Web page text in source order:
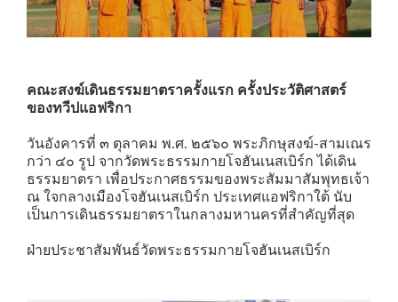
คณะสงฆ์เดินธรรมยาตราครั้งแรก​ ครั้งประวัติศาสตร์
ของทวีปแอฟริกา​
วันอังคารที่ ๓ ตุลาคม พ.ศ. ๒๕๖๐ พระภิกษุสงฆ์-สามเณร
กว่า ๔๐ รูป จากวัดพระธรรมกายโจฮันเนสเบิร์ก ได้เดิน
ธรรมยาตรา เพื่อประกาศธรรมของพระสัมมาสัมพุทธเจ้า
ณ ใจกลางเมืองโจฮันเนสเบิร์ก ประเทศแอฟริกาใต้ นับ
เป็นการเดินธรรมยาตราในกลางมหานครที่สำคัญที่สุด
ฝ่ายประชาสัมพันธ์วัดพระธรรมกายโจฮันเนสเบิร์ก